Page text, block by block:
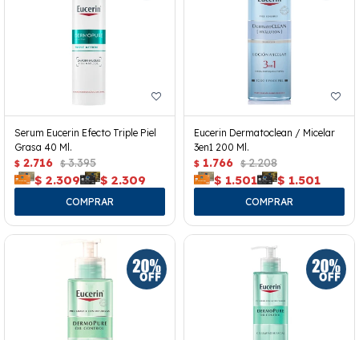
Serum Eucerin Efecto Triple Piel
Grasa 40 Ml.
$ 2.716 $ 3.395
$ 2.309 $ 2.309
Eucerin Dermatoclean / Micelar
3en1 200 Ml.
$ 1.766 $ 2.208
$ 1.501 $ 1.501